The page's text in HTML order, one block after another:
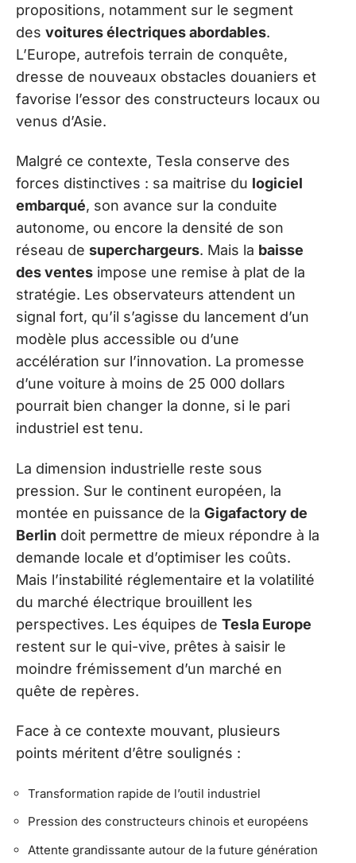
propositions, notamment sur le segment
des voitures électriques abordables.
L’Europe, autrefois terrain de conquête,
dresse de nouveaux obstacles douaniers et
favorise l’essor des constructeurs locaux ou
venus d’Asie.
Malgré ce contexte, Tesla conserve des
forces distinctives : sa maitrise du logiciel
embarqué, son avance sur la conduite
autonome, ou encore la densité de son
réseau de superchargeurs. Mais la baisse
des ventes impose une remise à plat de la
stratégie. Les observateurs attendent un
signal fort, qu’il s’agisse du lancement d’un
modèle plus accessible ou d’une
accélération sur l’innovation. La promesse
d’une voiture à moins de 25 000 dollars
pourrait bien changer la donne, si le pari
industriel est tenu.
La dimension industrielle reste sous
pression. Sur le continent européen, la
montée en puissance de la Gigafactory de
Berlin doit permettre de mieux répondre à la
demande locale et d’optimiser les coûts.
Mais l’instabilité réglementaire et la volatilité
du marché électrique brouillent les
perspectives. Les équipes de Tesla Europe
restent sur le qui-vive, prêtes à saisir le
moindre frémissement d’un marché en
quête de repères.
Face à ce contexte mouvant, plusieurs
points méritent d’être soulignés :
Transformation rapide de l’outil industriel
Pression des constructeurs chinois et européens
Attente grandissante autour de la future génération